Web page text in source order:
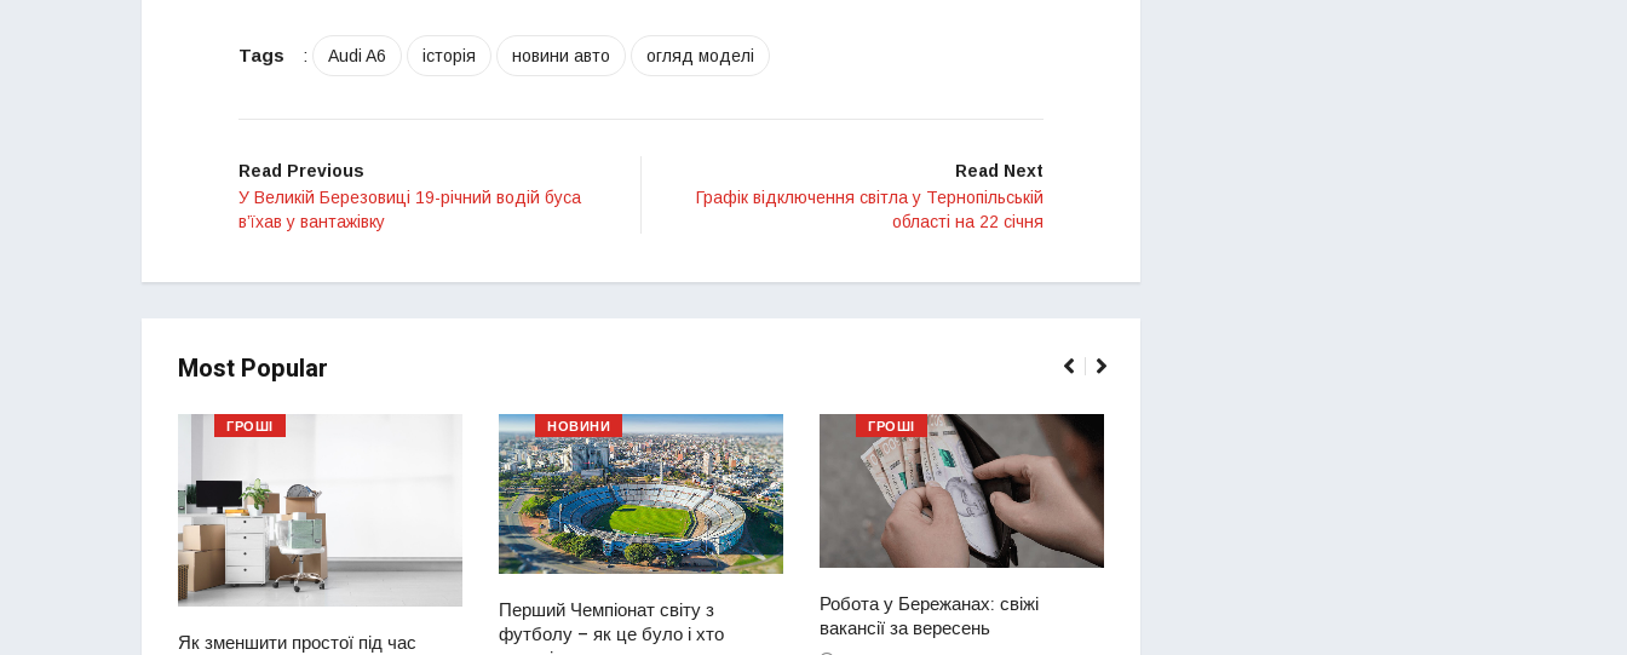
Tags : Audi A6 історія новини авто огляд моделі
Read Previous
У Великій Березовиці 19-річний водій буса
в’їхав у вантажівку
Read Next
Графік відключення світла у Тернопільській
області на 22 січня
Most Popular
ГРОШІ
Як зменшити простої під час
НОВИНИ
Перший Чемпіонат світу з
футболу – як це було і хто
ГРОШІ
Робота у Бережанах: свіжі
вакансії за вересень